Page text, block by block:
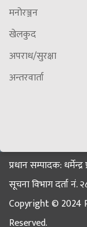
मनोरञ्जन
खेलकुद
अपराध/सुरक्षा
अन्तरवार्ता
प्रधान सम्पादक:
सूचना विभाग दर्ता नं.
Copyright © 2024
Reserved.